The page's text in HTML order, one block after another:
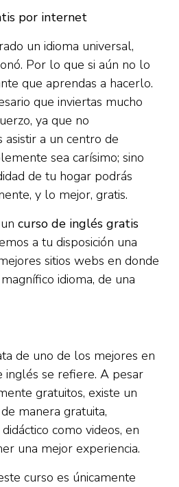
por internet
un idioma universal,
Por lo que si aún no lo
que aprendas a hacerlo.
que inviertas mucho
ya que no
a un centro de
sea carísimo; sino
de tu hogar podrás
y lo mejor, gratis.
curso de inglés gratis
a tu disposición una
sitios webs en donde
idioma, de una
de uno de los mejores en
inglés se refiere. A pesar
gratuitos, existe un
manera gratuita,
como videos, en
una mejor experiencia.
curso es únicamente